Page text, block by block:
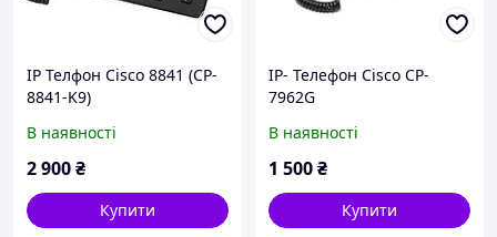
IP Телфон Cisco 8841 (CP-
8841-K9)
В наявності
2 900₴
Купити
IP- Телефон Cisco CP-
7962G
В наявності
1 500₴
Купити